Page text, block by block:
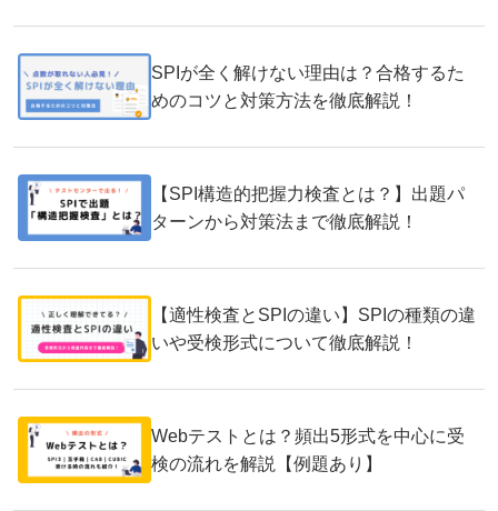
SPIが全く解けない理由は？合格するた
めのコツと対策方法を徹底解説！
【SPI構造的把握力検査とは？】出題パ
ターンから対策法まで徹底解説！
【適性検査とSPIの違い】SPIの種類の違
いや受検形式について徹底解説！
Webテストとは？頻出5形式を中心に受
検の流れを解説【例題あり】